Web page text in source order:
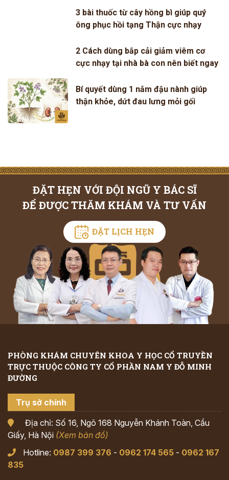
3 bài thuốc từ cây hồng bì giúp quý
ông phục hồi tạng Thận cực nhạy
2 Cách dùng bắp cải giảm viêm cơ
cực nhạy tại nhà bà con nên biết ngay
Bí quyết dùng 1 nắm đậu nành giúp
thận khỏe, dứt đau lưng mỏi gối
ĐẶT HẸN VỚI ĐỘI NGŨ Y BÁC SĨ
ĐỂ ĐƯỢC THĂM KHÁM VÀ TƯ VẤN
ĐẶT LỊCH HẸN
PHÒNG KHÁM CHUYÊN KHOA Y HỌC CỔ TRUYỀN
TRỰC THUỘC CÔNG TY CỔ PHẦN NAM Y ĐỖ MINH
ĐƯỜNG
Trụ sở chính
Địa chỉ: Số 16, Ngõ 168 Nguyễn Khánh Toàn, Cầu
Giấy, Hà Nội (Xem bản đồ)
Hotline: 0987 399 376 - 0962 174 565 - 0962 167
835